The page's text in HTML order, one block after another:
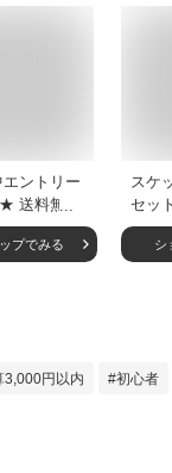
ントリー
送料無料
セット 18
デッサ
セット 大人
プでみる
スケ
セッ
筆
様 -シ
3,000円以内 初心者